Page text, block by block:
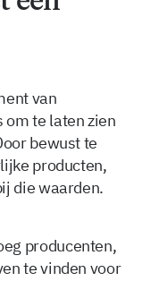
van
om te laten zien
bewust te
producten,
die waarden.
producenten,
te vinden voor